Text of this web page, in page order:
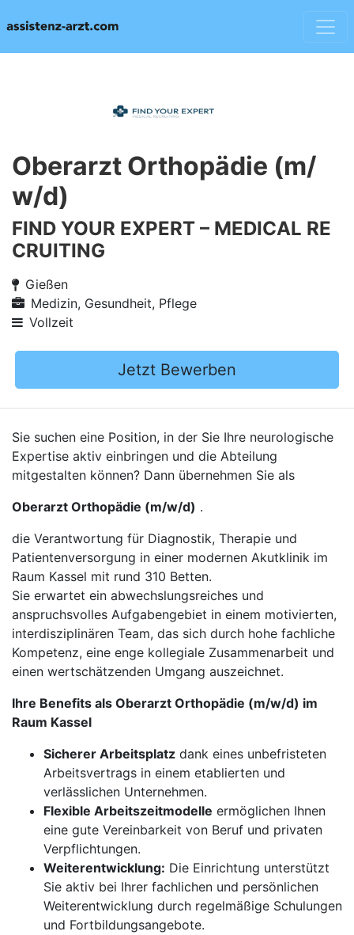
Oberarzt Orthopädie (m/
w/d)
FIND YOUR EXPERT – MEDICAL RE
CRUITING
Gießen
Medizin, Gesundheit, Pflege
Vollzeit
Jetzt Bewerben
Sie suchen eine Position, in der Sie Ihre neurologische
Expertise aktiv einbringen und die Abteilung
mitgestalten können? Dann übernehmen Sie als
Oberarzt Orthopädie (m/w/d) .
die Verantwortung für Diagnostik, Therapie und
Patientenversorgung in einer modernen Akutklinik im
Raum Kassel mit rund 310 Betten.
Sie erwartet ein abwechslungsreiches und
anspruchsvolles Aufgabengebiet in einem motivierten,
interdisziplinären Team, das sich durch hohe fachliche
Kompetenz, eine enge kollegiale Zusammenarbeit und
einen wertschätzenden Umgang auszeichnet.
Ihre Benefits als Oberarzt Orthopädie (m/w/d) im
Raum Kassel
Sicherer Arbeitsplatz dank eines unbefristeten
Arbeitsvertrags in einem etablierten und
verlässlichen Unternehmen.
Flexible Arbeitszeitmodelle ermöglichen Ihnen
eine gute Vereinbarkeit von Beruf und privaten
Verpflichtungen.
Weiterentwicklung: Die Einrichtung unterstützt
Sie aktiv bei Ihrer fachlichen und persönlichen
Weiterentwicklung durch regelmäßige Schulungen
und Fortbildungsangebote.